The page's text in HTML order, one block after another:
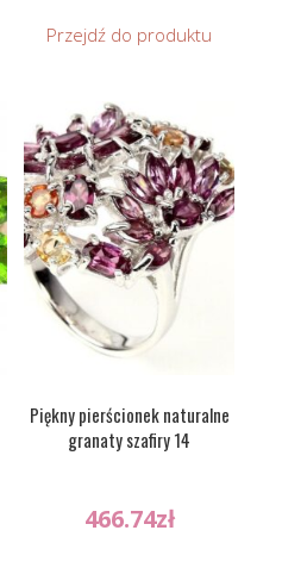
Przejdź do produktu
Piękny pierścionek naturalne
granaty szafiry 14
466.74zł